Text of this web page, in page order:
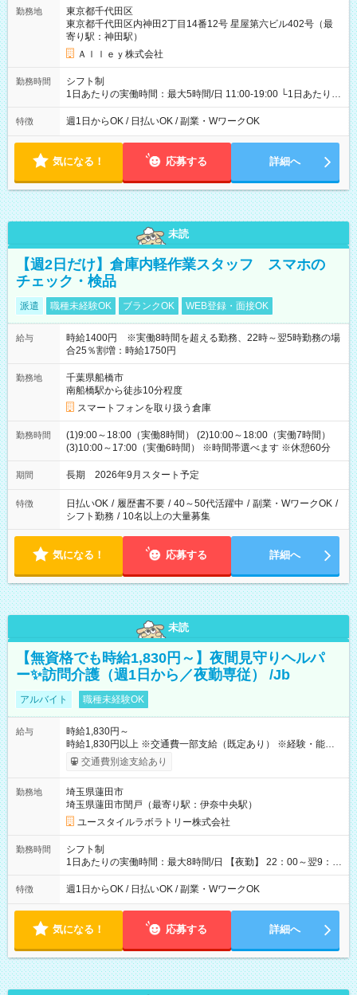
勤務地
東京都千代田区
東京都千代田区内神田2丁目14番12号 星屋第六ビル402号（最
寄り駅：神田駅）
Ａｌｌｅｙ株式会社
勤務時間
シフト制
1日あたりの実働時間：最大5時間/日 11:00-19:00 └1日あたりの
実働時間：1-5時間 └上記の時間帯内であれば、いつでも勤務可
能！ └平日・土曜日の中で、お好きな曜日でご勤務いただけま
18:00 などのように、自由な働き方が可能なお仕事です！
特徴 週1日からOK / 日払いOK / 副業・WワークOK
気になる！ 応募する 詳細へ
未読
【週2日だけ】倉庫内軽作業スタッフ スマホの
チェック・検品
派遣 職種未経験OK ブランクOK WEB登録・面接OK
給与
時給1400円 ※実働8時間を超える勤務、22時～翌5時勤務の場
合25％割増：時給1750円
勤務地
千葉県船橋市
南船橋駅から徒歩10分程度
スマートフォンを取り扱う倉庫
勤務時間
(1)9:00～18:00（実働8時間） (2)10:00～18:00（実働7時間）
(3)10:00～17:00（実働6時間） ※時間帯選べます ※休憩60分
期間 長期 2026年9月スタート予定
特徴 日払いOK / 履歴書不要 / 40～50代活躍中 / 副業・WワークOK /
シフト勤務 / 10名以上の大量募集
気になる！ 応募する 詳細へ
未読
【無資格でも時給1,830円～】夜間見守りヘルパ
ー✨訪問介護（週1日から／夜勤専従） /Jb
アルバイト 職種未経験OK
給与
時給1,830円～
時給1,830円以上 ※交通費一部支給（既定あり） ※経験・能力を
考慮して決定します 【収入例】 週1回勤務の場合：1,830円×8時
間×4回=5万8,560円 週3回勤務の場合：1,830円×8時間×12回
月 ※ 雇用形態と給与に、本採用時と異なる部分があります。 雇
用形態：本採用時と同じです。 給与：時給 1,580円以上
交通費別途支給あり
勤務地
埼玉県蓮田市
埼玉県蓮田市閏戸（最寄り駅：伊奈中央駅）
ユースタイルラボラトリー株式会社
勤務時間
シフト制
1日あたりの実働時間：最大8時間/日 【夜勤】 22：00～翌9：
00 ※週1日～OK ／ 夜勤専従 ＊＊ 勤務時間例 ＊＊ ■22時か
ら翌7時 ■23時から翌8時 ■24時から翌9時 など ※上記の時間
ます。 ※曜日固定（毎週同じ曜日での勤務となります）
特徴 週1日からOK / 日払いOK / 副業・WワークOK
気になる！ 応募する 詳細へ